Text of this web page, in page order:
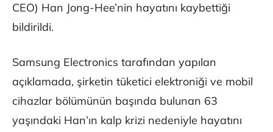
CEO) Han Jong-Hee’nin hayatını kaybettiği
bildirildi.
Samsung Electronics tarafından yapılan
açıklamada, şirketin tüketici elektroniği ve mobil
cihazlar bölümünün başında bulunan 63
yaşındaki Han’ın kalp krizi nedeniyle hayatını